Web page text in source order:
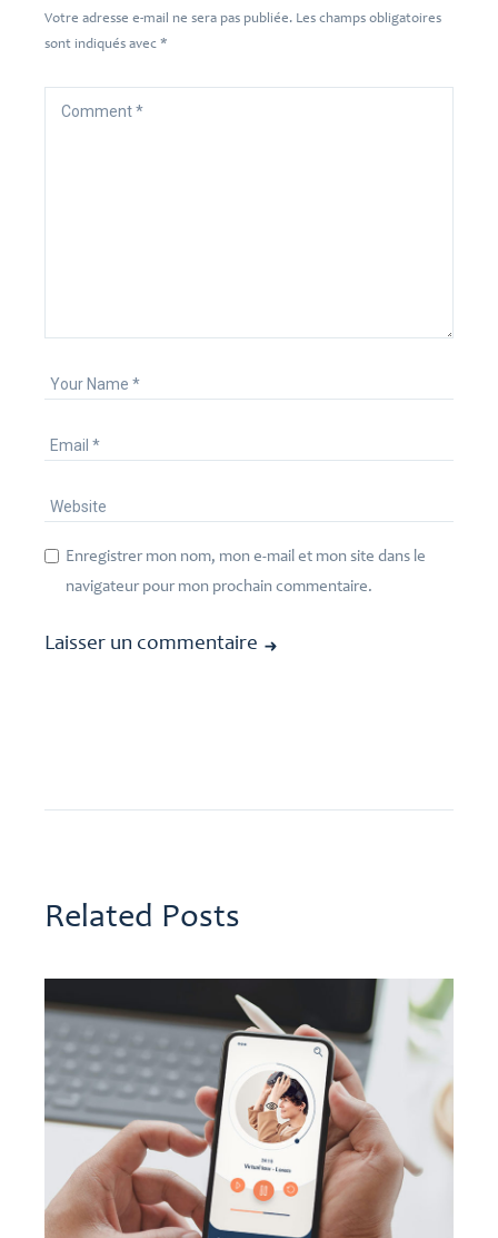
Votre adresse e-mail ne sera pas publiée. Les champs obligatoires
sont indiqués avec *
Enregistrer mon nom, mon e-mail et mon site dans le
navigateur pour mon prochain commentaire.
Laisser un commentaire
Related Posts